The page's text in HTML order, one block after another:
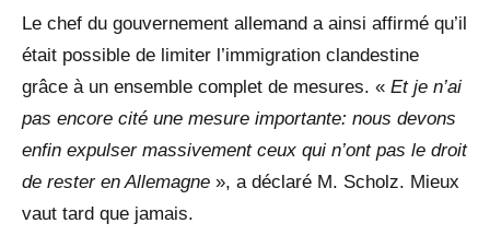
Le chef du gouvernement allemand a ainsi affirmé qu’il
était possible de limiter l’immigration clandestine
grâce à un ensemble complet de mesures. « Et je n’ai
pas encore cité une mesure importante: nous devons
enfin expulser massivement ceux qui n’ont pas le droit
de rester en Allemagne », a déclaré M. Scholz. Mieux
vaut tard que jamais.